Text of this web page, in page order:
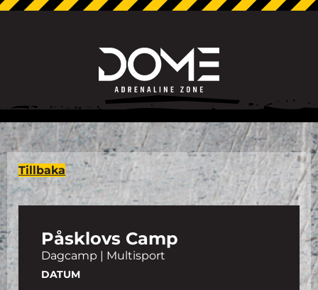
Tillbaka
Påsklovs Camp
Dagcamp | Multisport
DATUM